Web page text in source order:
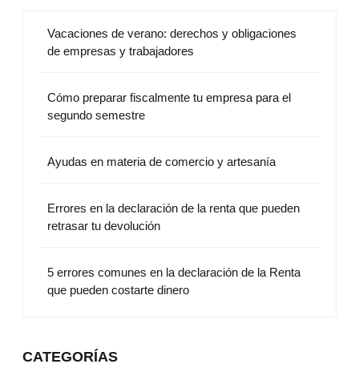
Vacaciones de verano: derechos y obligaciones
de empresas y trabajadores
Cómo preparar fiscalmente tu empresa para el
segundo semestre
Ayudas en materia de comercio y artesanía
Errores en la declaración de la renta que pueden
retrasar tu devolución
5 errores comunes en la declaración de la Renta
que pueden costarte dinero
CATEGORÍAS